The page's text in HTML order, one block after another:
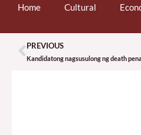
Home Cultural
Prev
PREVIOUS
Kandidatong nagsusulong ng death